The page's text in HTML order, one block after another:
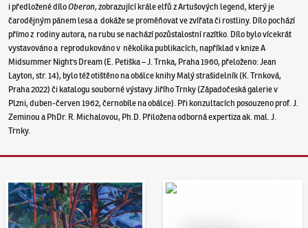
i předložené díloOberon, zobrazující krále elfů z Artušových legend, který je
čarodějným pánem lesa a dokáže se proměňovat ve zvířata či rostliny. Dílo pochází
přímo z rodiny autora, na rubu se nachází pozůstalostní razítko. Dílo bylo vícekrát
vystavováno a reprodukováno v několika publikacích, například v knize A
Midsummer Night's Dream (E. Petiška – J. Trnka, Praha 1960, přeloženo: Jean
Layton, str. 14), bylo též otištěno na obálce knihy Malý strašidelník (K. Trnková,
Praha 2022) či katalogu souborné výstavy Jiřího Trnky (Západočeská galerie v
Plzni, duben-červen 1962, černobíle na obálce). Při konzultacích posouzeno prof. J.
Zeminou a PhDr. R. Michalovou, Ph.D. Přiložena odborná expertiza ak. mal. J.
Trnky.
Aukční den 95 Dražit online - Artslimit